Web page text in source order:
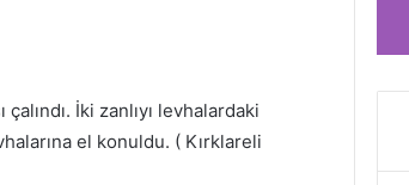
İki zanlıyı levhalardaki
el konuldu. ( Kırklareli